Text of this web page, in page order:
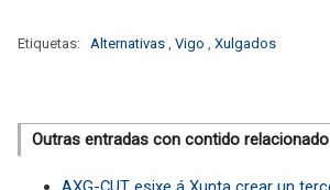
Etiquetas: Alternativas Vigo Xulgados
Outras entradas con contido relacionado